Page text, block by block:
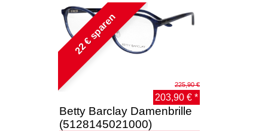
22 € sparen
225,90 €
203,90 € *
Betty Barclay Damenbrille
(5128145021000)